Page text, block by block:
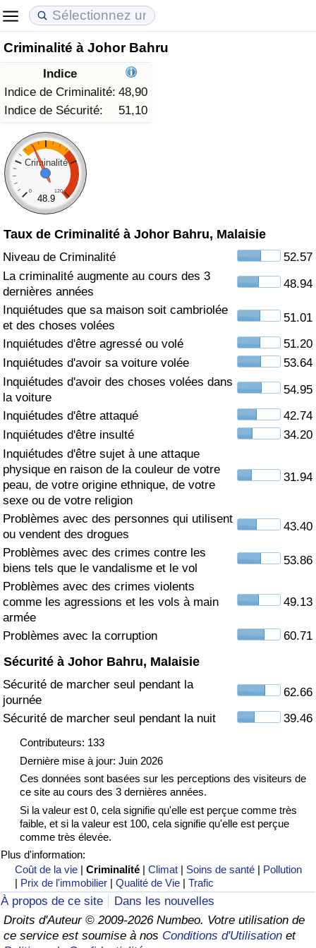
Criminalité à Johor Bahru
Indice
Indice de Criminalité: 48,90
Indice de Sécurité:
51,10
Criminalité
0 120
48.9
Taux de Criminalité à Johor Bahru, Malaisie
Niveau de Criminalité
52.57
La criminalité augmente au cours des 3
dernières années
48.94
Inquiétudes que sa maison soit cambriolée
et des choses volées
51.01
Inquiétudes d'être agressé ou volé
51.20
Inquiétudes d'avoir sa voiture volée
53.64
Inquiétudes d'avoir des choses volées dans
la voiture
54.95
Inquiétudes d'être attaqué
42.74
Inquiétudes d'être insulté
34.20
Inquiétudes d'être sujet à une attaque
physique en raison de la couleur de votre
peau, de votre origine ethnique, de votre
sexe ou de votre religion
31.94
Problèmes avec des personnes qui utilisent
ou vendent des drogues
43.40
Problèmes avec des crimes contre les
biens tels que le vandalisme et le vol
53.86
Problèmes avec des crimes violents
comme les agressions et les vols à main
armée
49.13
Problèmes avec la corruption 60.71
Sécurité à Johor Bahru, Malaisie
Sécurité de marcher seul pendant la
journée
62.66
Sécurité de marcher seul pendant la nuit
39.46
Contributeurs: 133
Dernière mise à jour: Juin 2026
Ces données sont basées sur les perceptions des visiteurs de
ce site au cours des 3 dernières années.
Si la valeur est 0, cela signifie qu'elle est perçue comme très
faible, et si la valeur est 100, cela signifie qu'elle est perçue
comme très élevée.
Plus d'information:
Coût de la vie |Criminalité |Climat | Soins de santé | Pollution
| Prix de l'immobilier |Qualité de Vie |Trafic
À propos de ce site
Dans les nouvelles
Droits d'Auteur © 2009-2026 Numbeo. Votre utilisation de
ce service est soumise à nos Conditions d'Utilisation et
Coût de la vie
Indice du Coût de la Vie (Actuel)
Indice du Coût de la Vie
Indice du coût de la vie par pays
à Akaba
Prix de l'immobilier
Indice des Prix de l'immobilier (Actuel)
Indice des Prix de l'immobilier
Indice des Prix de l'immobilier par Pays
Qualité de Vie
Indice de Qualité de Vie
Indice de Qualité de Vie (Actuel)
Indice de qualité de vie par pays
Criminalité
Indice de Criminalité (Actuel)
Indice de Criminalité
Indice de criminalité par pays
Soins de santé
Indice des soins de santé (Actuel)
Indice des soins de santé
Indice des soins de santé par Pays
Pollution
Indice de Pollution (Actuel)
Indice de pollution
Indice de Pollution par Pays
Trafic
Indice de Trafic
Indice de Trafic (Actuel)
Indice de Trafic par Pays